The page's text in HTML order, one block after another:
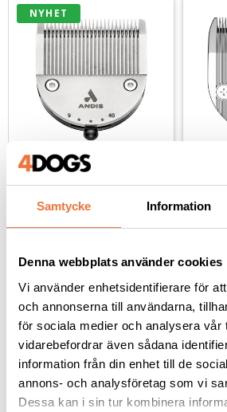
Samtycke Information
Denna webbplats använder cookies
Vi använder enhetsidentifierare för
och annonserna till användarna,
för sociala medier och analysera vår
vidarebefordrar även sådana
information från din enhet till de
annons- och analysföretag som vi
Dessa kan i sin tur kombinera
trimmer
Ställbart 0,25-2 mm
NYHET
Andra köpte